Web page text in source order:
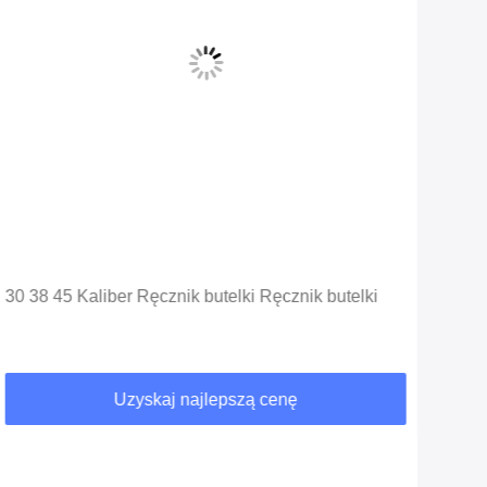
30 38 45 Kaliber Ręcznik butelki Ręcznik butelki
Uzyskaj najlepszą cenę